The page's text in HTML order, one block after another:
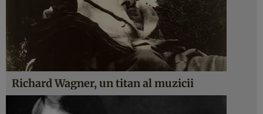
Richard Wagner, un titan al muzicii